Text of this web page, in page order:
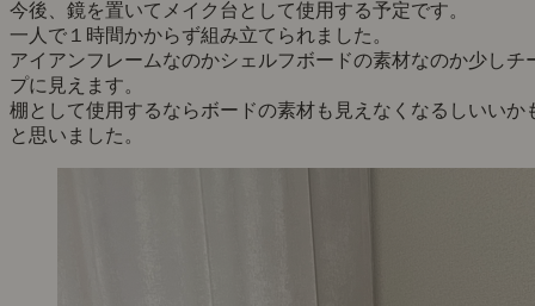
今後、鏡を置いてメイク台として使用する予定です。
一人で１時間かからず組み立てられました。
アイアンフレームなのかシェルフボードの素材なのか少しチ
プに見えます。
棚として使用するならボードの素材も見えなくなるしいいか
と思いました。